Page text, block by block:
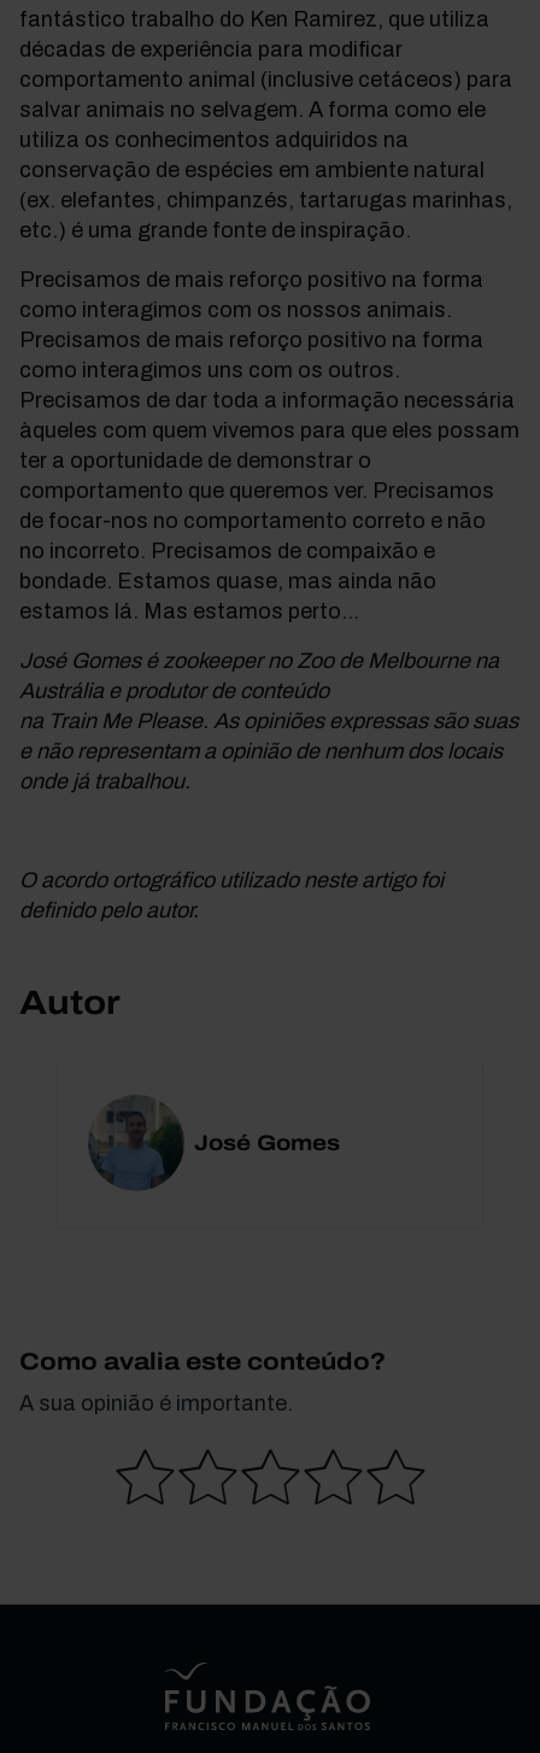
fantástico trabalho do Ken Ramirez, que utiliza
décadas de experiência para modificar
comportamento animal (inclusive cetáceos) para
salvar animais no selvagem. A forma como ele
utiliza os conhecimentos adquiridos na
conservação de espécies em ambiente natural
(ex. elefantes, chimpanzés, tartarugas marinhas,
etc.) é uma grande fonte de inspiração.
Precisamos de mais reforço positivo na forma
como interagimos com os nossos animais.
Precisamos de mais reforço positivo na forma
como interagimos uns com os outros.
Precisamos de dar toda a informação necessária
àqueles com quem vivemos para que eles possam
ter a oportunidade de demonstrar o
comportamento que queremos ver. Precisamos
de focar-nos no comportamento correto e não
no incorreto. Precisamos de compaixão e
bondade. Estamos quase, mas ainda não
estamos lá. Mas estamos perto...
José Gomes é zookeeper no Zoo de Melbourne na
Austrália e produtor de conteúdo
na Train Me Please. As opiniões expressas são suas
e não representam a opinião de nenhum dos locais
onde já trabalhou.
O acordo ortográfico utilizado neste artigo foi
definido pelo autor.
Autor
José Gomes
Como avalia este conteúdo?
A sua opinião é importante.